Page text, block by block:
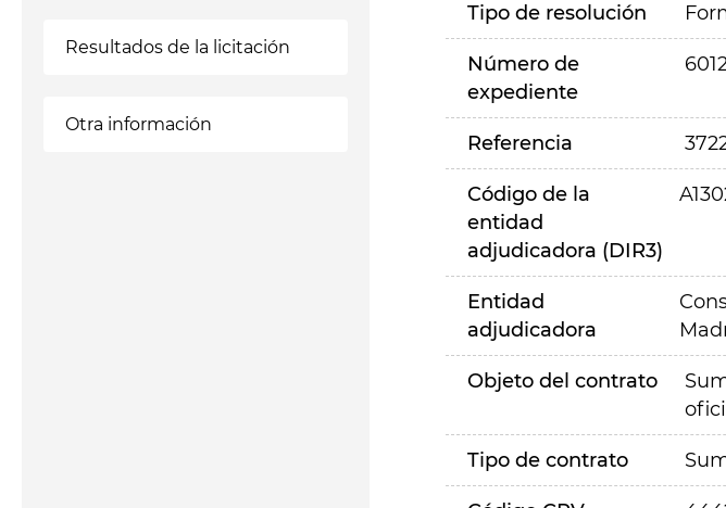
Resultados de la licitación
Otra información
Tipo de resolución
Número de
expediente
Referencia
Código de la
entidad
adjudicadora (DIR3)
Entidad
adjudicadora
Objeto del contrato
Tipo de contrato